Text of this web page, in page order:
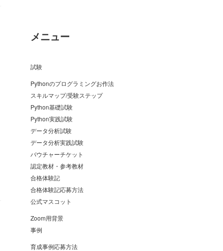
メニュー
試験
Pythonのプログラミングお作法
スキルマップ/受験ステップ
Python基礎試験
Python実践試験
データ分析試験
データ分析実践試験
バウチャーチケット
認定教材・参考教材
合格体験記
合格体験記応募方法
公式マスコット
Zoom用背景
事例
育成事例応募方法